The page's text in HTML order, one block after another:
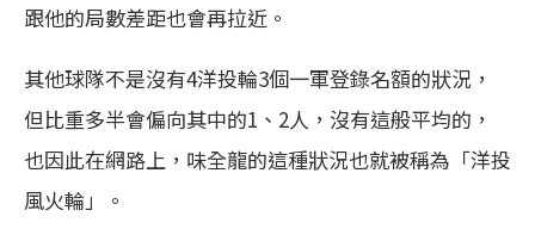
跟他的局數差距也會再拉近。
其他球隊不是沒有4洋投輪3個一軍登錄名額的狀況，
但比重多半會偏向其中的1、2人，沒有這般平均的，
也因此在網路上，味全龍的這種狀況也就被稱為「洋投
風火輪」。